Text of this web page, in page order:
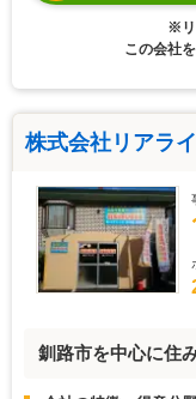
※リ
この会社
株式会社リアラ
釧路市を中心に住